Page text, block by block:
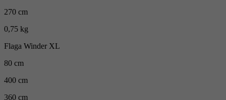
270 cm
0,75 kg
Flaga Winder XL
80 cm
400 cm
360 cm